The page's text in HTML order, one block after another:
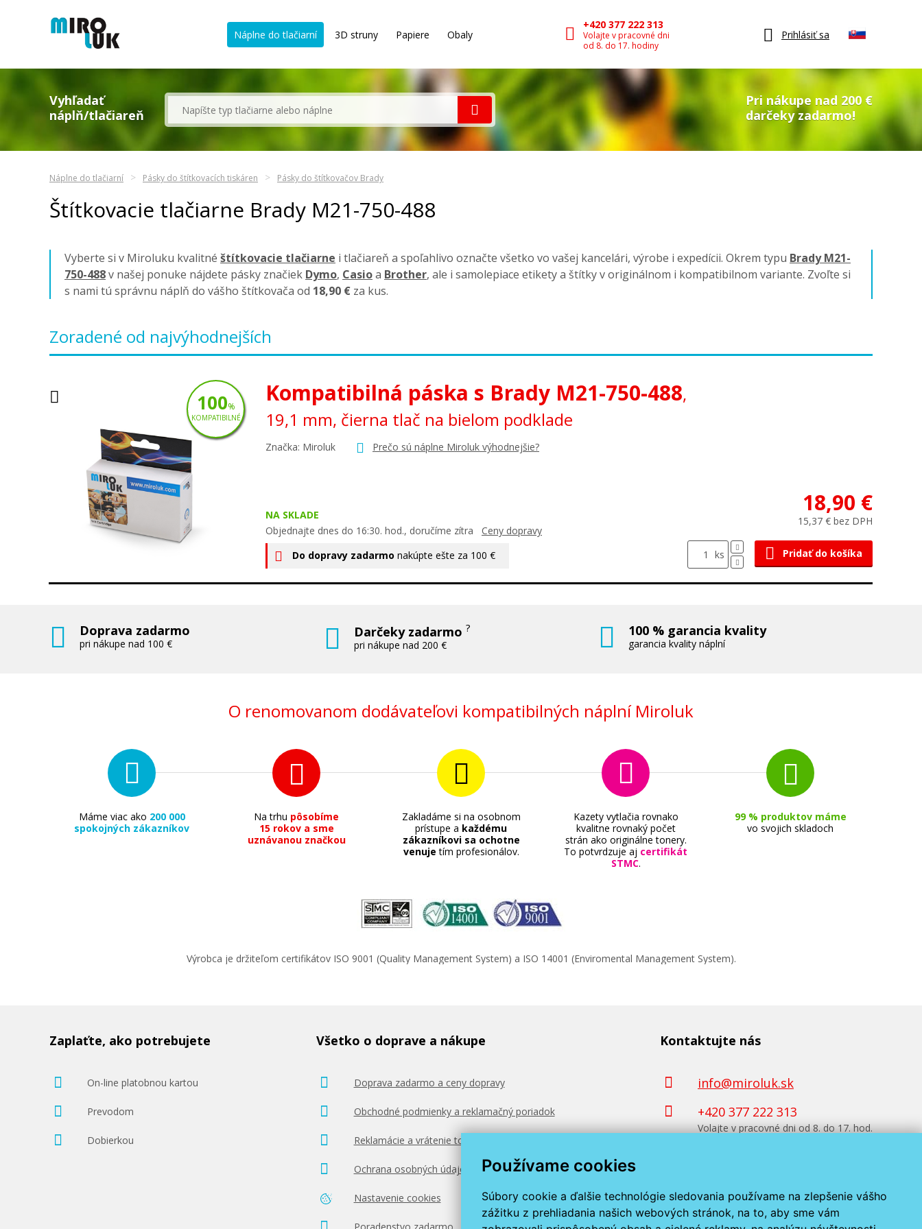
Používame cookies
Súbory cookie a ďalšie technológie sledovania používame na zlepšenie vášho
zážitku z prehliadania našich webových stránok, na to, aby sme vám
Náplne do tlačiarní 3D struny Papiere Obaly
+420 377 222 313
Volajte v pracovné dni
od 8. do 17. hodiny
Prihlásiť sa
Vyhľadať
náplň/tlačiareň
Pri nákupe nad 200 €
darčeky zadarmo!
Náplne do tlačiarní Pásky do štítkovacích tiskáren Pásky do štítkovačov Brady
Štítkovacie tlačiarne Brady M21-750-488
Vyberte si v Miroluku kvalitné štítkovacie tlačiarne i tlačiareň a spoľahlivo označte všetko vo vašej kancelári, výrobe i expedícii. Okrem typu Brady M21-
750-488v našej ponuke nájdete pásky značiek Dymo, Casioa Brother, ale i samolepiace etikety a štítky v originálnom i kompatibilnom variante. Zvoľte si
s nami tú správnu náplň do vášho štítkovača od 18,90 € za kus.
Zoradené od najvýhodnejších
Kompatibilná páska s Brady M21-750-488,
19,1 mm, čierna tlač na bielom podklade
Značka: Miroluk Prečo sú náplne Miroluk výhodnejšie?
NA SKLADE
Objednajte dnes do 16:30. hod., doručíme zítra Ceny dopravy
Do dopravy zadarmo nakúpte ešte za 100 €
18,90 €
15,37 € bez DPH
ks Pridať do košíka
100%
KOMPATIBILNÉ
Doprava zadarmo
pri nákupe nad 100 €
Darčeky zadarmo?
pri nákupe nad 200 €
100 % garancia kvality
garancia kvality náplní
O renomovanom dodávateľovi kompatibilných náplní Miroluk
Máme viac ako 200 000
spokojných zákazníkov
Na trhu pôsobíme
15 rokov a sme
uznávanou značkou
Zakladáme si na osobnom
prístupe a každému
zákazníkovi sa ochotne
venuje tím profesionálov.
Kazety vytlačia rovnako
kvalitne rovnaký počet
strán ako originálne tonery.
To potvrdzuje aj certifikát
STMC.
99 % produktov máme
vo svojich skladoch
Výrobca je držiteľom certifikátov ISO 9001 (Quality Management System) a ISO 14001 (Enviromental Management System).
Zaplaťte, ako potrebujete
On-line platobnou kartou
Prevodom
Dobierkou
Všetko o doprave a nákupe
Doprava zadarmo a ceny dopravy
Obchodné podmienky a reklamačný poriadok
Reklamácie a vrátenie tovaru
Ochrana osobných údajov
Nastavenie cookies
Kontaktujte nás
info@miroluk.sk
+420 377 222 313
Volajte v pracovné dni od 8. do 17. hod.